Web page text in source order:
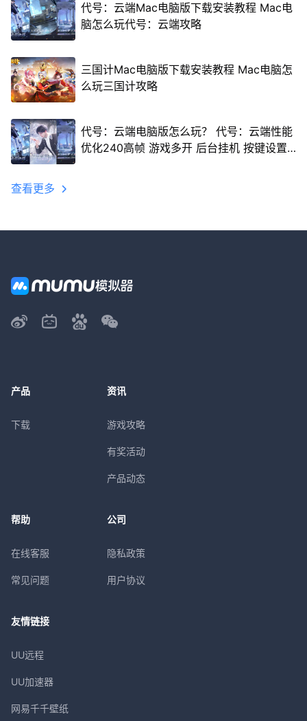
代号：云端Mac电脑版下载安装教程 Mac电
脑怎么玩代号：云端攻略
三国计Mac电脑版下载安装教程 Mac电脑怎
么玩三国计攻略
代号：云端电脑版怎么玩？ 代号：云端性能
优化240高帧 游戏多开 后台挂机 按键设置
查看更多
产品
下载
资讯
游戏攻略
有奖活动
产品动态
帮助
在线客服
常见问题
公司
隐私政策
用户协议
友情链接
UU远程
UU加速器
网易千千壁纸